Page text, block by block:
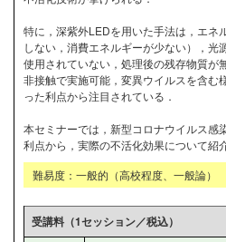
特に，深紫外LEDを用いた手法は，エネ
しない，消費エネルギーが少ない），光
使用されていない，処理後の残存物質が
非接触で実施可能，変異ウイルスを含む
った利点から注目されている．
本セミナーでは，新型コロナウイルス感
利点から，実際の不活化効果について紹
難易度：一般的（高校程度、一般論）
受講料（1セッション／税込）